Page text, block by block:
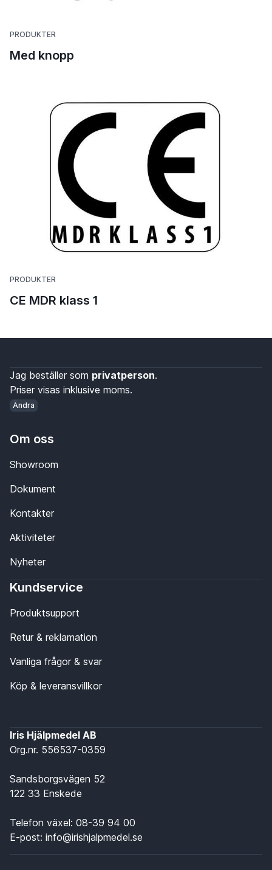
PRODUKTER
Med knopp
PRODUKTER
CE MDR klass 1
Jag beställer som privatperson.
Priser visas inklusive moms.
Ändra
Om oss
Showroom
Dokument
Kontakter
Aktiviteter
Nyheter
Kundservice
Produktsupport
Retur & reklamation
Vanliga frågor & svar
Köp & leveransvillkor
Iris Hjälpmedel AB
Org.nr. 556537-0359
Sandsborgsvägen 52
122 33 Enskede
Telefon växel: 08-39 94 00
E-post: info@irishjalpmedel.se